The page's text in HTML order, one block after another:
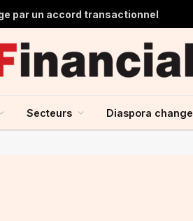
par un accord transactionnel
Secteurs Diaspora change